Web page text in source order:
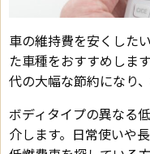
車の維持費を安くした
た車種をおすすめしま
代の大幅な節約になり
ボディタイプの異なる
介します。日常使いや